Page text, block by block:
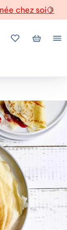
chez soi🍋
Mes favoris
Mon